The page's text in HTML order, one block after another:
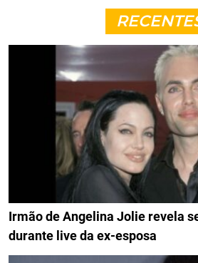
Irmão de Angelina Jolie revela
durante live da ex-esposa